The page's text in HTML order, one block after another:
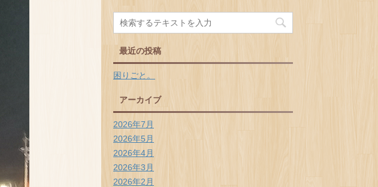
最近の投稿
困りごと。
アーカイブ
2026年7月
2026年5月
2026年4月
2026年3月
2026年2月